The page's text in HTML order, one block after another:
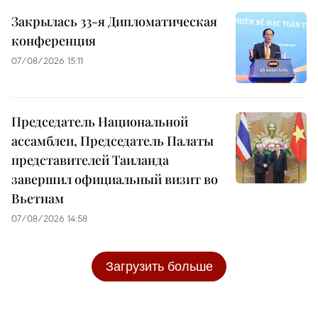
Закрылась 33-я Дипломатическая
конференция
07/08/2026 15:11
Председатель Национальной
ассамблеи, Председатель Палаты
представителей Таиланда
завершил официальный визит во
Вьетнам
07/08/2026 14:58
Загрузить больше